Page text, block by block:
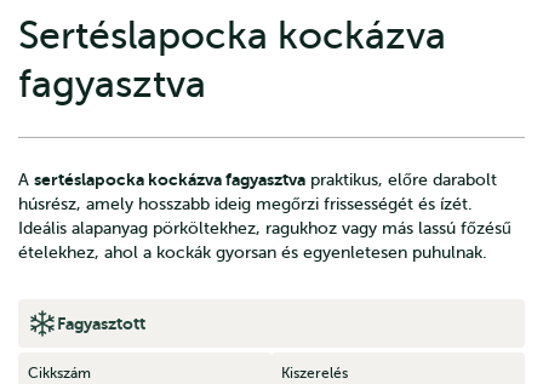
Sertéslapocka kockázva
fagyasztva
A sertéslapocka kockázva fagyasztva praktikus, előre darabolt
húsrész, amely hosszabb ideig megőrzi frissességét és ízét.
Ideális alapanyag pörköltekhez, ragukhoz vagy más lassú főzésű
ételekhez, ahol a kockák gyorsan és egyenletesen puhulnak.
Fagyasztott
Cikkszám Kiszerelés